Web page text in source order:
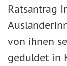
Ratsantrag
von ihnen
geduldet in